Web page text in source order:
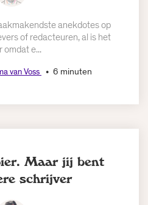
anekdotes op
of redacteuren, al is het
omdat e...
van Voss 6 minuten
Maar jij bent
schrijver